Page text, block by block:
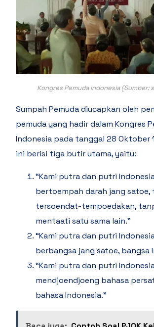
Kongres Pemuda Indonesia (Sumber:
Sumpah Pemuda diucapkan oleh
pemuda yang hadir dalam Kongres
Indonesia pada tanggal 28 Oktober
ini berisi tiga butir utama, yaitu:
“Kami putra dan putri
bertoempah darah jang satoe,
tersoendat-tempoedakan,
mentaati satu sama lain.”
“Kami putra dan putri
berbangsa jang satoe, bangsa
“Kami putra dan putri
mendjoendjoeng bahasa
bahasa Indonesia.”